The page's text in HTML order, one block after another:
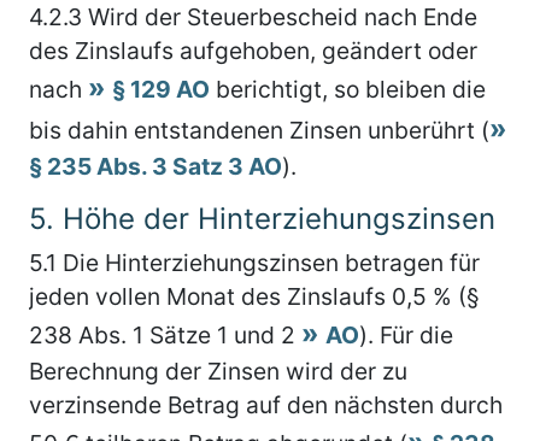
4.2.3 Wird der Steuerbescheid nach Ende
des Zinslaufs aufgehoben, geändert oder
nach
§ 129 AO berichtigt, so bleiben die
bis dahin entstandenen Zinsen unberührt (
§ 235 Abs. 3 Satz 3 AO).
5. Höhe der Hinterziehungszinsen
5.1 Die Hinterziehungszinsen betragen für
jeden vollen Monat des Zinslaufs 0,5 % (§
238 Abs. 1 Sätze 1 und 2
AO). Für die
Berechnung der Zinsen wird der zu
verzinsende Betrag auf den nächsten durch